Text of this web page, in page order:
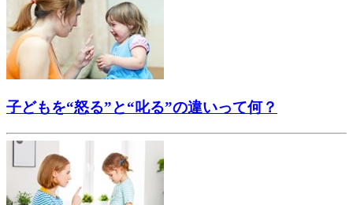
子どもを“怒る”と“叱る”の違いって何？